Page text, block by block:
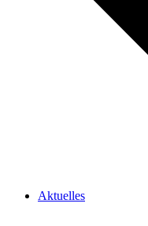
Aktuelles